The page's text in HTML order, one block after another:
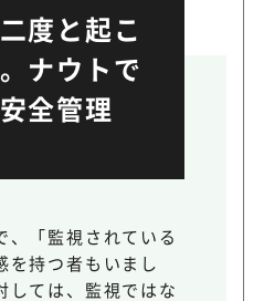
度と起こ
ナウトで
全管理
、「監視されている
を持つ者もいまし
しては、監視ではな